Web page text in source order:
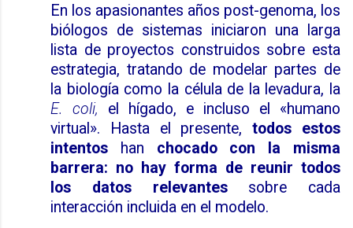
En los apasionantes años post-genoma, los
biólogos de sistemas iniciaron una larga
lista de proyectos construidos sobre esta
estrategia, tratando de modelar partes de
la biología como la célula de la levadura, la
E. coli, el hígado, e incluso el «humano
virtual». Hasta el presente,todos estos
intentos han chocado con la misma
barrera: no hay forma de reunir todos
los datos relevantessobre cada
interacción incluida en el modelo.